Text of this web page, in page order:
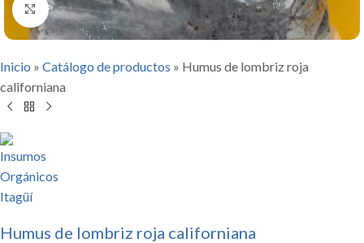
Click to enlarge
Inicio » Catálogo de productos » Humus de lombriz roja
californiana
Humus de lombriz roja californiana